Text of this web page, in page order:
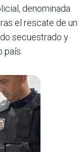
denominada
el rescate de un
secuestrado y